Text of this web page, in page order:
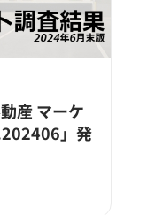
産 マーケ
」発